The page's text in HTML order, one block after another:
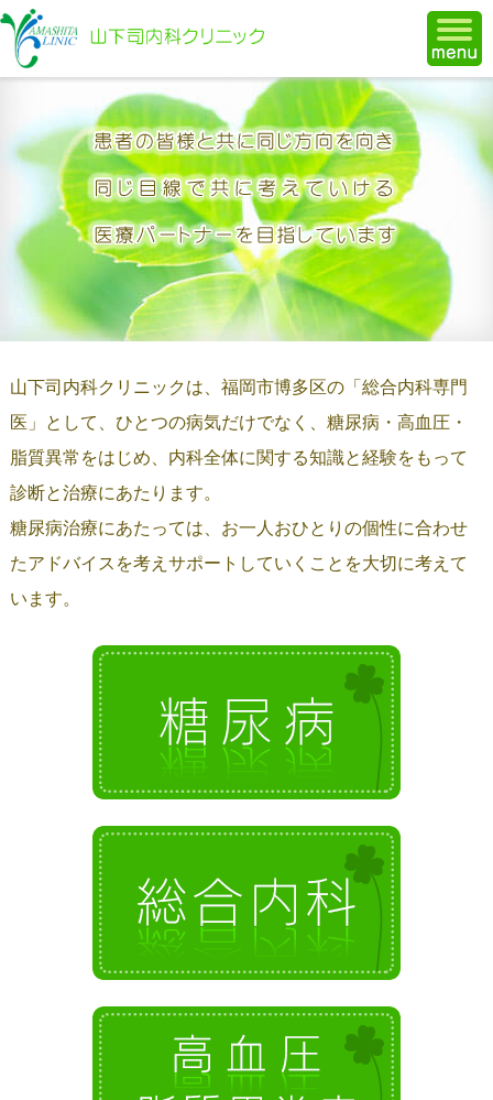
福岡市博多区で糖尿病治療の山
山下司内科クリニックは、福岡市博多区の「総合内科専門
医」として、ひとつの病気だけでなく、糖尿病・高血圧・
脂質異常をはじめ、内科全体に関する知識と経験をもって
診断と治療にあたります。
糖尿病治療にあたっては、お一人おひとりの個性に合わせ
たアドバイスを考えサポートしていくことを大切に考えて
います。